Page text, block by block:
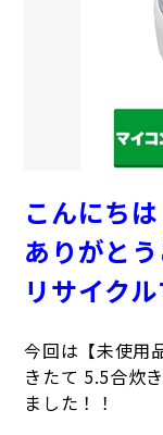
こんにち
ありがとう
リサイク
今回は【未使用
きたて 5.5合炊
ました！！